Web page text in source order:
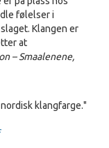
følelser i
Klangen er
at
– Smaalenene,
klangfarge."